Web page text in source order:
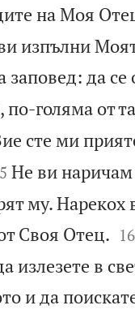
на Моя
изпълни
заповед: да
голяма от
сте ми
Не ви наричам
му.
Своя Отец.
16
излезете в
и да